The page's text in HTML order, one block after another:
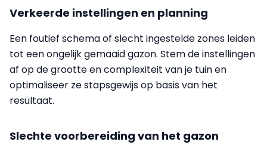
Verkeerde instellingen en planning
Een foutief schema of slecht ingestelde zones leiden
tot een ongelijk gemaaid gazon. Stem de instellingen
af op de grootte en complexiteit van je tuin en
optimaliseer ze stapsgewijs op basis van het
resultaat.
Slechte voorbereiding van het gazon